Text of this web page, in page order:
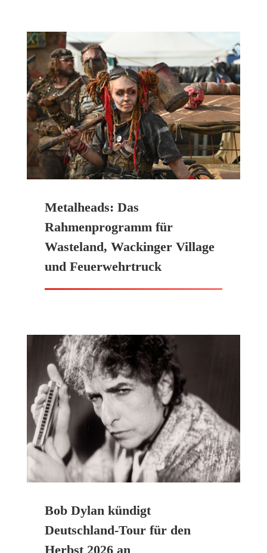
Metalheads: Das
Rahmenprogramm für
Wasteland, Wackinger Village
und Feuerwehrtruck
Bob Dylan kündigt
Deutschland-Tour für den
Herbst 2026 an